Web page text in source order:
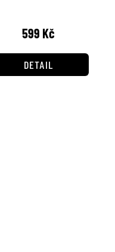
599 Kč
DETAIL